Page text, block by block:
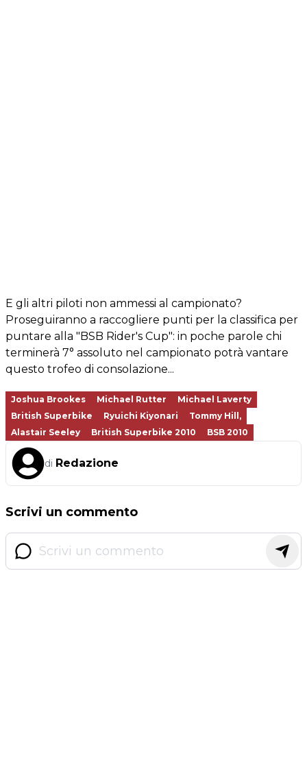
E gli altri piloti non ammessi al campionato?
Proseguiranno a raccogliere punti per la classifica per
puntare alla "BSB Rider's Cup": in poche parole chi
terminerà 7° assoluto nel campionato potrà vantare
questo trofeo di consolazione...
Joshua Brookes Michael Rutter
Michael Laverty
British Superbike
Ryuichi Kiyonari
Tommy Hill,
Alastair Seeley
British Superbike 2010 BSB 2010
di Redazione
Scrivi un commento